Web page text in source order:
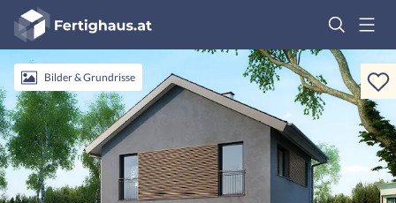
Fertighaus
Logo
AnmeldenBilder & Grundrisse